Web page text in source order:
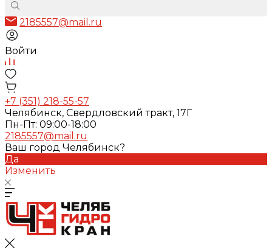
2185557@mail.ru
Войти
+7 (351) 218-55-57
Челябинск, Свердловский тракт, 17Г
Пн-Пт: 09:00-18:00
2185557@mail.ru
Ваш город Челябинск?
Да
Изменить